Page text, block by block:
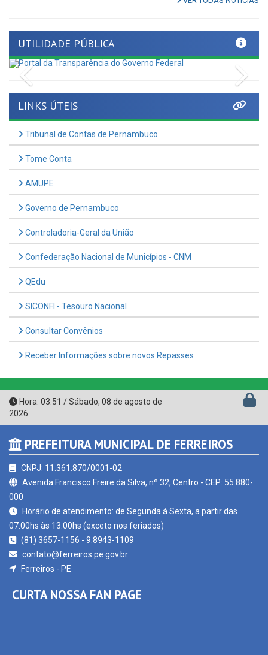
UTILIDADE PÚBLICA
Previous
LINKS ÚTEIS
Tribunal de Contas de Pernambuco
Tome Conta
AMUPE
Governo de Pernambuco
Controladoria-Geral da União
Confederação Nacional de Municípios - CNM
QEdu
SICONFI - Tesouro Nacional
Consultar Convênios
Receber Informações sobre novos Repasses
Hora: 03:51 /Sábado, 08 de agosto de
2026
PREFEITURA MUNICIPAL DE FERREIROS
CNPJ: 11.361.870/0001-02
Avenida Francisco Freire da Silva, nº 32, Centro - CEP: 55.880-
000
Horário de atendimento: de Segunda à Sexta, a partir das
07:00hs às 13:00hs (exceto nos feriados)
(81) 3657-1156 - 9.8943-1109
contato@ferreiros.pe.gov.br
Ferreiros - PE
CURTA NOSSA FAN PAGE